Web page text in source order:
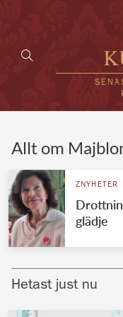
Allt om
ZNYHETER
glädje
Hetast just nu